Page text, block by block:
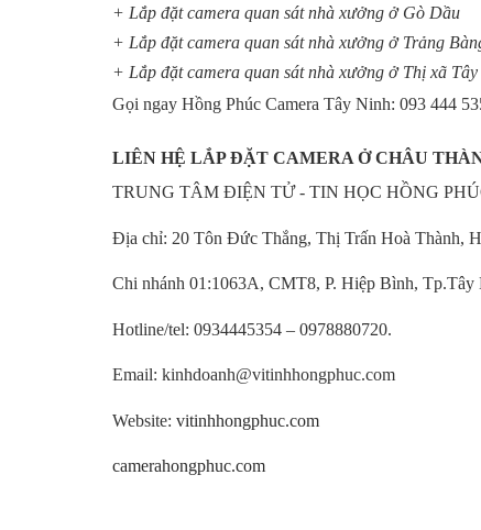
+ Lắp đặt camera quan sát nhà xưởng ở Gò Dầu
+ Lắp đặt camera quan sát nhà xưởng ở Trảng
+ Lắp đặt camera quan sát nhà xưởng ở Thị xã
Gọi ngay Hồng Phúc Camera Tây Ninh: 093 444
LIÊN HỆ LẮP ĐẶT CAMERA Ở CHÂU
TRUNG TÂM ĐIỆN TỬ - TIN HỌC HỒNG
Địa chỉ: 20 Tôn Đức Thắng, Thị Trấn Hoà Thành,
Chi nhánh 01:1063A, CMT8, P. Hiệp Bình, Tp.Tây
Hotline/tel: 0934445354 – 0978880720.
Email: kinhdoanh@vitinhhongphuc.com
Website: vitinhhongphuc.com
camerahongphuc.com